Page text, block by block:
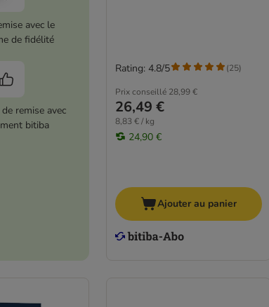
avec le
de fidélité
remise avec
bitiba
Prix conseillé 28,99 €
26,49 €
8,83 € / kg
24,90 €
Rating: 4.8/5 (25)
Ajouter au panier